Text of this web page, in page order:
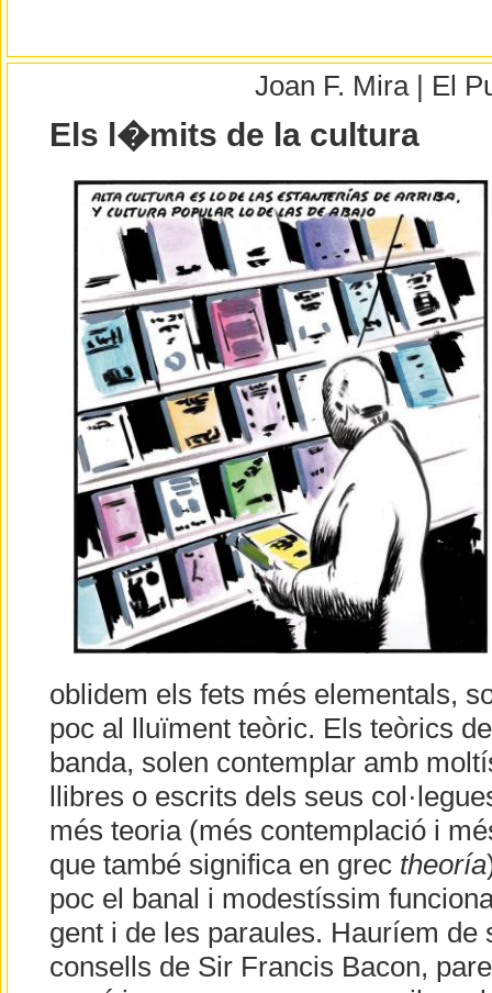
Joan F. Mira | El
Els l�mits de la cultura
oblidem els fets més elementals,
poc al lluïment teòric. Els teòrics
banda, solen contemplar amb
llibres o escrits dels seus
més teoria (més contemplació i
que també significa en grec theoría
poc el banal i modestíssim
gent i de les paraules. Hauríem de
consells de Sir Francis Bacon,